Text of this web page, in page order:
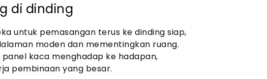
di dinding
untuk pemasangan terus ke dinding siap,
moden dan mementingkan ruang.
kaca menghadap ke hadapan,
pembinaan yang besar.